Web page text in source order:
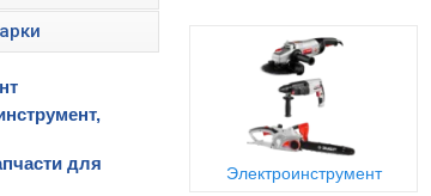
для
Электроинструмент